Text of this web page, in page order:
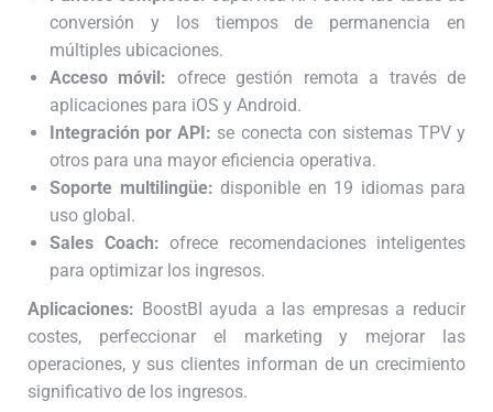
conversión y los tiempos de permanencia en
múltiples ubicaciones.
Acceso móvil: ofrece gestión remota a través de
aplicaciones para iOS y Android.
Integración por API: se conecta con sistemas TPV y
otros para una mayor eficiencia operativa.
Soporte multilingüe: disponible en 19 idiomas para
uso global.
Sales Coach: ofrece recomendaciones inteligentes
para optimizar los ingresos.
Aplicaciones: BoostBI ayuda a las empresas a reducir
costes, perfeccionar el marketing y mejorar las
operaciones, y sus clientes informan de un crecimiento
significativo de los ingresos.